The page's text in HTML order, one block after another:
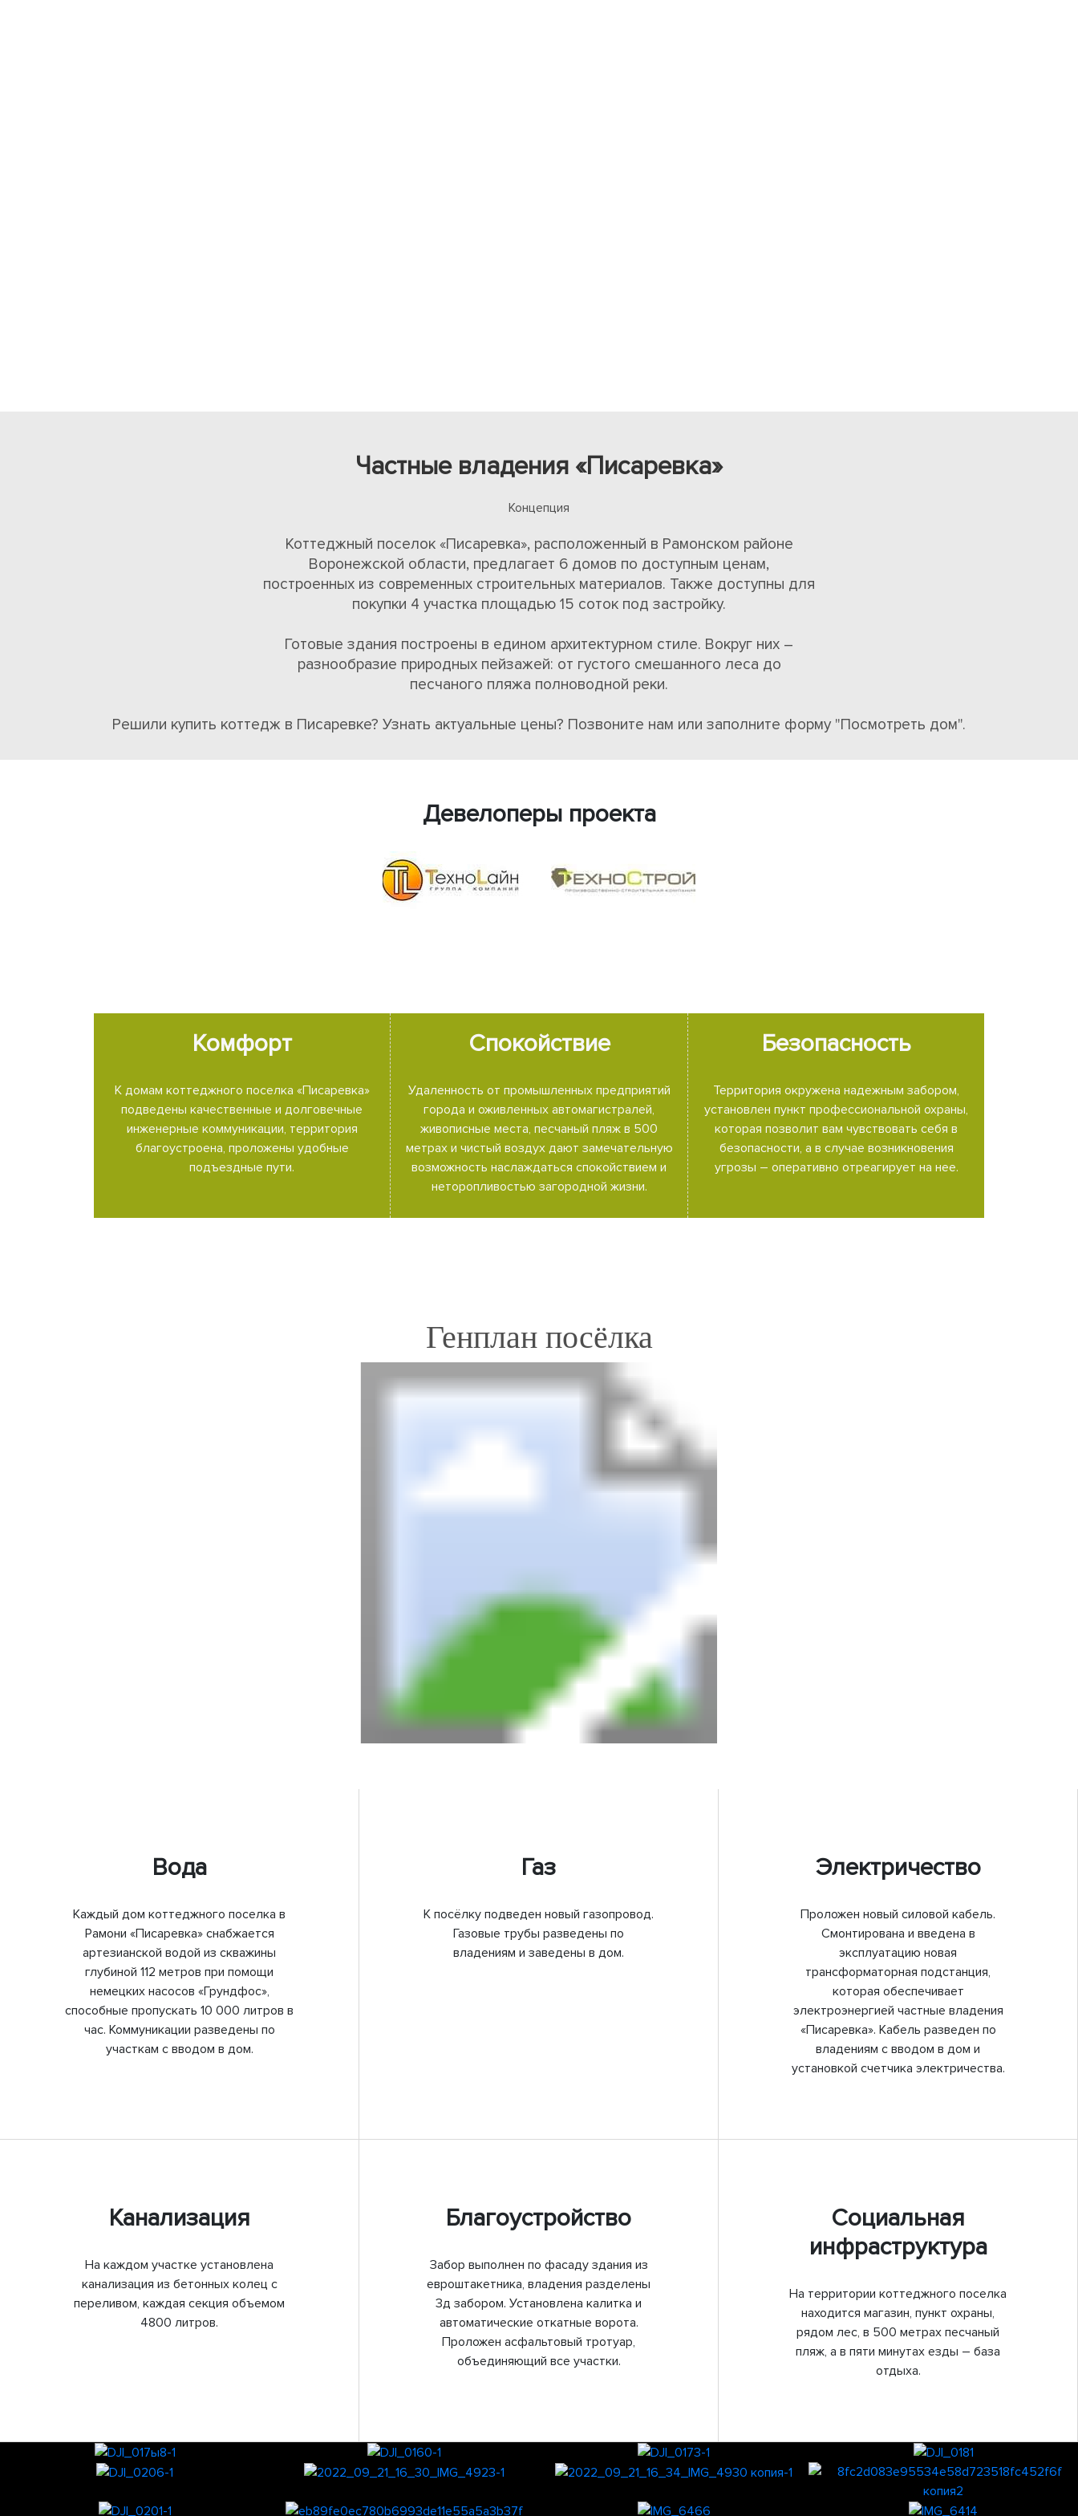
Частные владения «Писаревка»
Концепция
Коттеджный поселок «Писаревка», расположенный в Рамонском районе
Воронежской области, предлагает 6 домов по доступным ценам,
построенных из современных строительных материалов. Также доступны для
покупки 4 участка площадью 15 соток под застройку.
Готовые здания построены в едином архитектурном стиле. Вокруг них –
разнообразие природных пейзажей: от густого смешанного леса до
песчаного пляжа полноводной реки.
Решили купить коттедж в Писаревке? Узнать актуальные цены? Позвоните нам или заполните форму "Посмотреть дом".
Девелоперы проекта
Комфорт
К домам коттеджного поселка «Писаревка»
подведены качественные и долговечные
инженерные коммуникации, территория
благоустроена, проложены удобные
подъездные пути.
Спокойствие
Удаленность от промышленных предприятий
города и оживленных автомагистралей,
живописные места, песчаный пляж в 500
метрах и чистый воздух дают замечательную
возможность наслаждаться спокойствием и
неторопливостью загородной жизни.
Безопасность
Территория окружена надежным забором,
установлен пункт профессиональной охраны,
которая позволит вам чувствовать себя в
безопасности, а в случае возникновения
угрозы – оперативно отреагирует на нее.
Генплан посёлка
Вода
Каждый дом коттеджного поселка в
Рамони «Писаревка» снабжается
артезианской водой из скважины
глубиной 112 метров при помощи
немецких насосов «Грундфос»,
способные пропускать 10 000 литров в
час. Коммуникации разведены по
участкам с вводом в дом.
Газ
К посёлку подведен новый газопровод.
Газовые трубы разведены по
владениям и заведены в дом.
Электричество
Проложен новый силовой кабель.
Смонтирована и введена в
эксплуатацию новая
трансформаторная подстанция,
которая обеспечивает
электроэнергией частные владения
«Писаревка». Кабель разведен по
владениям с вводом в дом и
установкой счетчика электричества.
Канализация
На каждом участке установлена
канализация из бетонных колец с
переливом, каждая секция объемом
4800 литров.
Благоустройство
Забор выполнен по фасаду здания из
евроштакетника, владения разделены
3д забором. Установлена калитка и
автоматические откатные ворота.
Проложен асфальтовый тротуар,
объединяющий все участки.
Социальная
инфраструктура
На территории коттеджного поселка
находится магазин, пункт охраны,
рядом лес, в 500 метрах песчаный
пляж, а в пяти минутах езды – база
отдыха.